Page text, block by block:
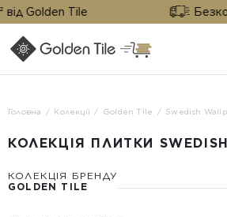
Golden Tile
САЙТ
Головна Колекції Golden Tile Swedish
КОЛЕКЦІЯ ПЛИТКИ SWEDISH
КОЛЕКЦІЯ БРЕНДУ
GOLDEN TILE